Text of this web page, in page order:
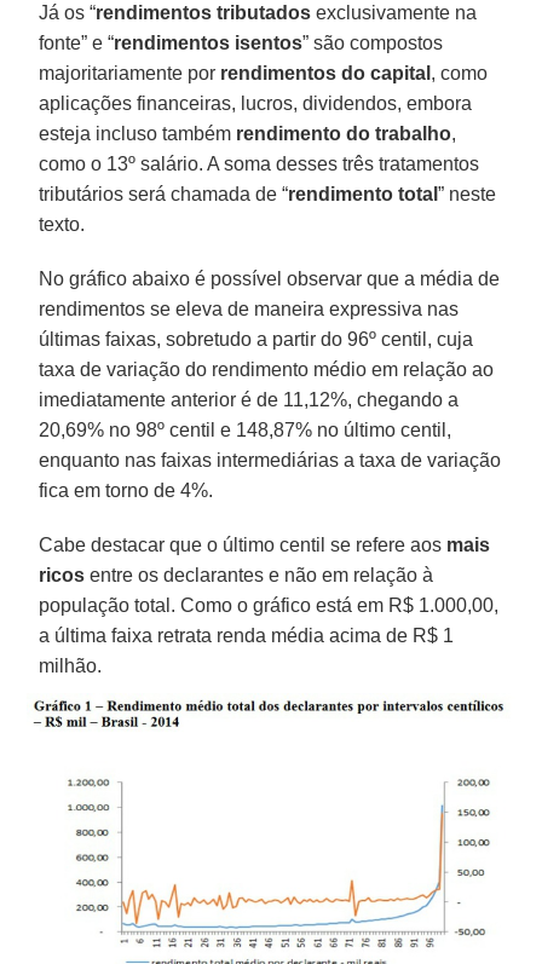
Já os “rendimentos tributados exclusivamente na
fonte” e “rendimentos isentos” são compostos
majoritariamente por rendimentos do capital , como
aplicações financeiras, lucros, dividendos, embora
esteja incluso também rendimento do trabalho,
como o 13º salário. A soma desses três tratamentos
tributários será chamada de “rendimento total” neste
texto.
No gráfico abaixo é possível observar que a média de
rendimentos se eleva de maneira expressiva nas
últimas faixas, sobretudo a partir do 96º centil, cuja
taxa de variação do rendimento médio em relação ao
imediatamente anterior é de 11,12%, chegando a
20,69% no 98º centil e 148,87% no último centil,
enquanto nas faixas intermediárias a taxa de variação
fica em torno de 4%.
Cabe destacar que o último centil se refere aos mais
ricos entre os declarantes e não em relação à
população total. Como o gráfico está em R$ 1.000,00,
a última faixa retrata renda média acima de R$ 1
milhão.